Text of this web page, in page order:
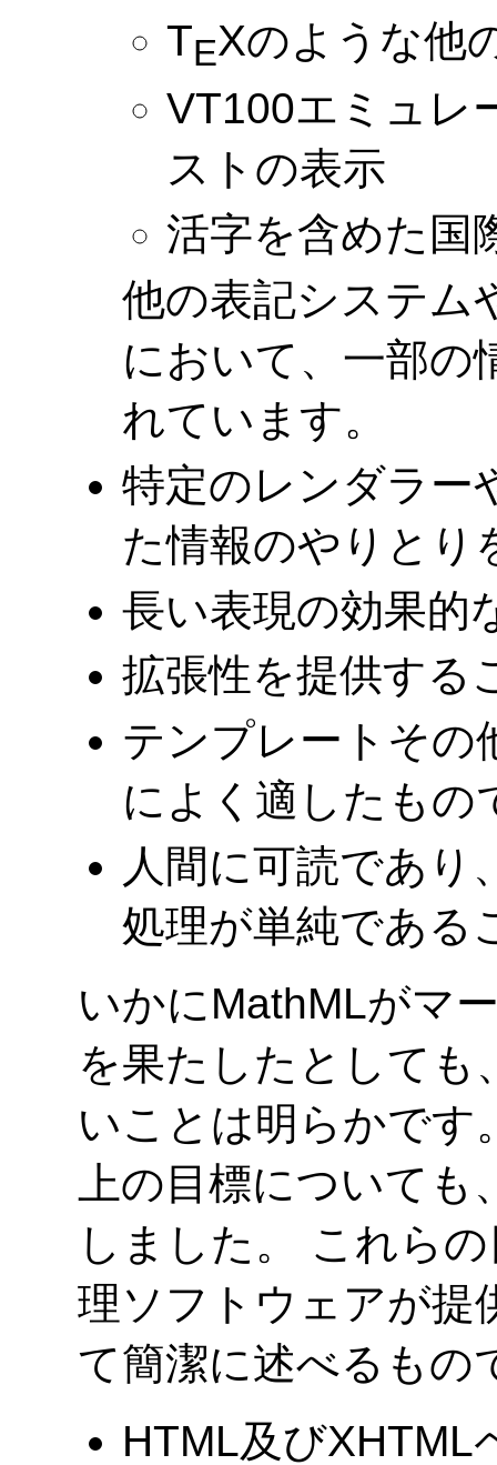
TEXのような他
VT100エミュレ
ストの表示
活字を含めた国
他の表記システム
において、一部の
れています。
特定のレンダラー
た情報のやりとり
長い表現の効果的
拡張性を提供する
テンプレートその
によく適したもの
人間に可読であり
処理が単純である
いかにMathMLがマ
を果たしたとしても
いことは明らかです
上の目標についても
しました。 これら
理ソフトウェアが提
て簡潔に述べるもの
HTML及びXHTML